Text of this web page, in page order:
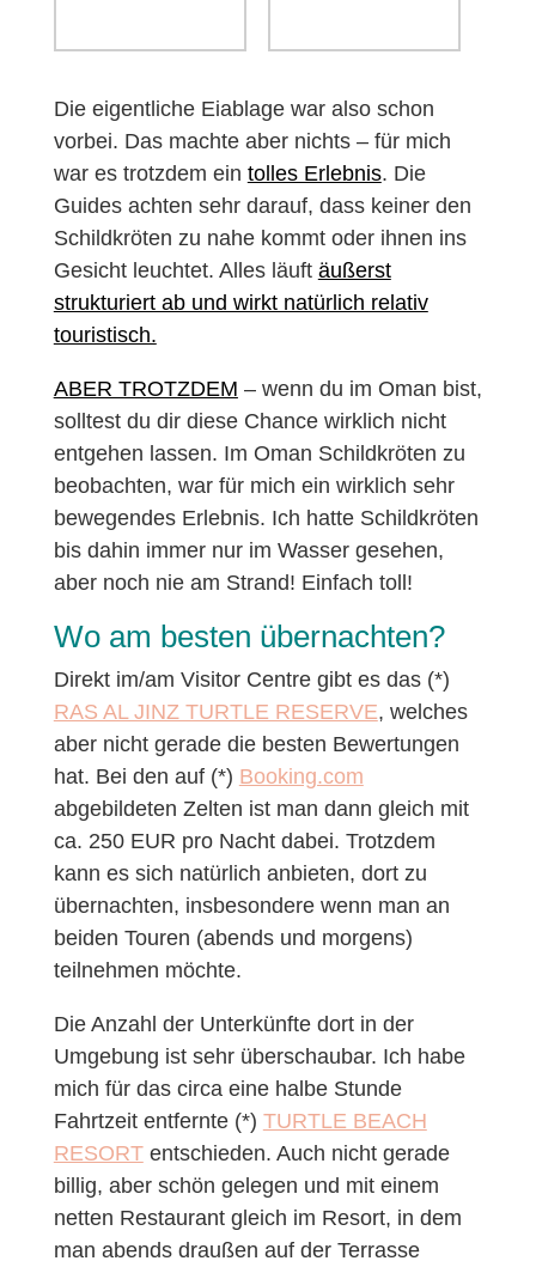
Die eigentliche Eiablage war also schon
vorbei. Das machte aber nichts – für mich
war es trotzdem ein tolles Erlebnis. Die
Guides achten sehr darauf, dass keiner den
Schildkröten zu nahe kommt oder ihnen ins
Gesicht leuchtet. Alles läuft äußerst
strukturiert ab und wirkt natürlich relativ
touristisch.
ABER TROTZDEM – wenn du im Oman bist,
solltest du dir diese Chance wirklich nicht
entgehen lassen. Im Oman Schildkröten zu
beobachten, war für mich ein wirklich sehr
bewegendes Erlebnis. Ich hatte Schildkröten
bis dahin immer nur im Wasser gesehen,
aber noch nie am Strand! Einfach toll!
Wo am besten übernachten?
Direkt im/am Visitor Centre gibt es das (*)
RAS AL JINZ TURTLE RESERVE, welches
aber nicht gerade die besten Bewertungen
hat. Bei den auf (*) Booking.com
abgebildeten Zelten ist man dann gleich mit
ca. 250 EUR pro Nacht dabei. Trotzdem
kann es sich natürlich anbieten, dort zu
übernachten, insbesondere wenn man an
beiden Touren (abends und morgens)
teilnehmen möchte.
Die Anzahl der Unterkünfte dort in der
Umgebung ist sehr überschaubar. Ich habe
mich für das circa eine halbe Stunde
Fahrtzeit entfernte (*) TURTLE BEACH
RESORTentschieden. Auch nicht gerade
billig, aber schön gelegen und mit einem
netten Restaurant gleich im Resort, in dem
man abends draußen auf der Terrasse